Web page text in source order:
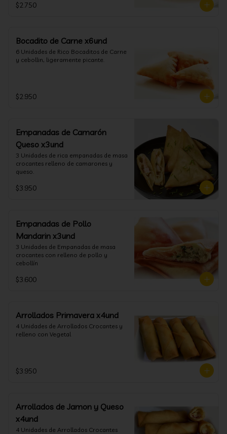
$2.750
Bocadito de Carne x6und
6 Unidades de Rico Bocaditos de Carne
y cebollin, ligeramente picante.
$2.950
Empanadas de Camarón
Queso x3und
3 Unidades de rica empanadas de masa
crocantes relleno de camarones y
queso.
$3.950
Empanadas de Pollo
Mandarin x3und
3 Unidades de Empanadas de masa
crocantes con relleno de pollo y
cebollín
$3.600
Arrollados Primavera x4und
4 Unidades de Arrollados Crocantes y
relleno con Vegetal
$3.950
Arrollados de Jamon y Queso
x4und
4 Unidades de Arrollados Crocantes